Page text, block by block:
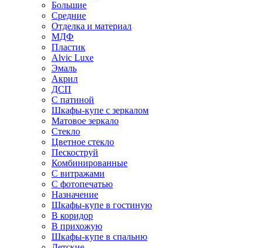
Большие
Средние
Отделка и материал
МДФ
Пластик
Alvic Luxe
Эмаль
Акрил
ДСП
С патиной
Шкафы-купе с зеркалом
Матовое зеркало
Стекло
Цветное стекло
Пескоструй
Комбинированные
С витражами
С фотопечатью
Назначение
Шкафы-купе в гостиную
В коридор
В прихожую
Шкафы-купе в спальню